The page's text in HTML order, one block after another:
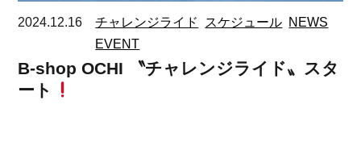
2024.12.16 チャレンジライド スケジュール NEWS
EVENT
B-shop OCHI 〝チャレンジライド〟スタ
ート